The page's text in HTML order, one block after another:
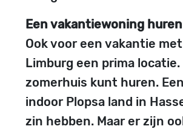
Een vakantiewoning
Ook voor een vakantie
Limburg een prima
zomerhuis kunt huren.
indoor Plopsa land in
zin hebben. Maar er zijn